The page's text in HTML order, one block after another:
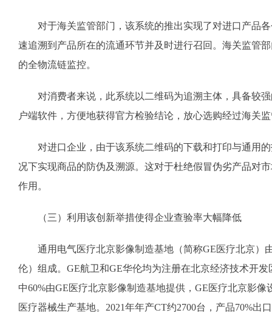
对于海关监管部门，该系统的推出实现了对进口产品
速追溯到产品所在的流通环节并及时进行召回。海关监管
的全物流链监控。
对消费者来说，此系统以二维码为追溯主体，具备较
户端软件，方便地获得官方检验结论，放心选购经过海关
对进口企业，由于该系统二维码的下载和打印与通用
况下实现商品的防伪及溯源。这对于杜绝假冒伪劣产品对
作用。
（三）利用该创新举措使得企业查验率大幅降低
通用电气医疗北京影像制造基地（简称GE医疗北京）
伦）组成。GE航卫和GE华伦均为注册在北京经济技术开
中60%由GE医疗北京影像制造基地提供，GE医疗北京影
医疗器械生产基地。2021年年产CT约2700台，产品70%